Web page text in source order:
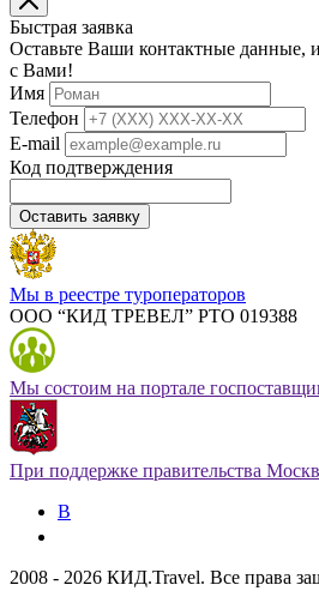
Быстрая заявка
Оставьте Ваши контактные данные,
с Вами!
Имя
Телефон
E-mail
Код подтверждения
Оставить заявку
Мы в реестре туроператоров
ООО “КИД ТРЕВЕЛ” РТО 019388
Мы состоим на портале
При поддержке правительства
В
2008 - 2026 КИД.Travel. Все права